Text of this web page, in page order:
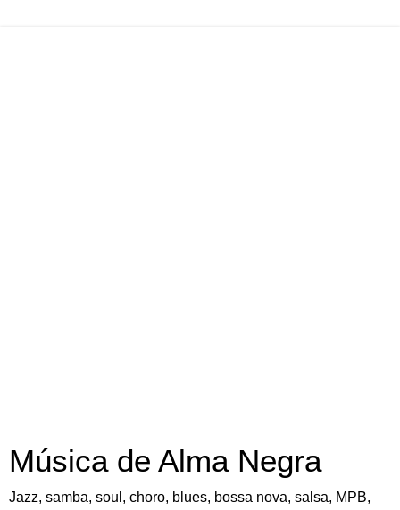
Música de Alma Negra
Jazz, samba, soul, choro, blues, bossa nova, salsa, MPB,